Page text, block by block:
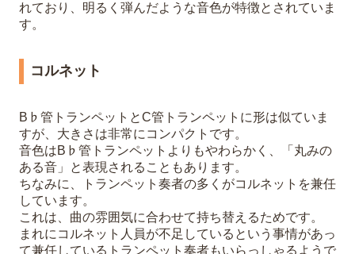
れており、明るく弾んだような音色が特徴とされていま
す。
コルネット
B♭管トランペットとC管トランペットに形は似ていま
すが、大きさは非常にコンパクトです。
音色はB♭管トランペットよりもやわらかく、「丸みの
ある音」と表現されることもあります。
ちなみに、トランペット奏者の多くがコルネットを兼任
しています。
これは、曲の雰囲気に合わせて持ち替えるためです。
まれにコルネット人員が不足しているという事情があっ
て兼任しているトランペット奏者もいらっしゃるようで